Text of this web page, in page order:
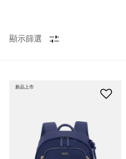
顯示篩選
新品上市